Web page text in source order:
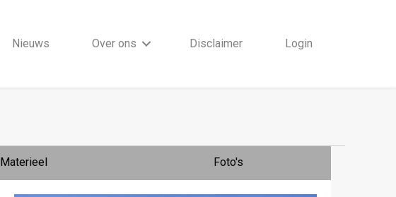
Nieuws Over ons Disclaimer Login
Materieel Foto's